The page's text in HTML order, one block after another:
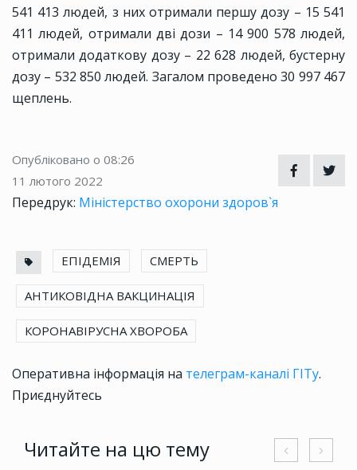
541 413 людей, з них отримали першу дозу – 15 541
411 людей, отримали дві дози – 14 900 578 людей,
отримали додаткову дозу – 22 628 людей, бустерну
дозу – 532 850 людей. Загалом проведено 30 997 467
щеплень.
Опубліковано о 08:26
11 лютого 2022
Передрук: Міністерство охорони здоров`я
ЕПІДЕМІЯ СМЕРТЬ
АНТИКОВІДНА ВАКЦИНАЦІЯ
КОРОНАВІРУСНА ХВОРОБА
Оперативна інформація на телеграм-каналі ГІТу.
Приєднуйтесь
Читайте на цю тему